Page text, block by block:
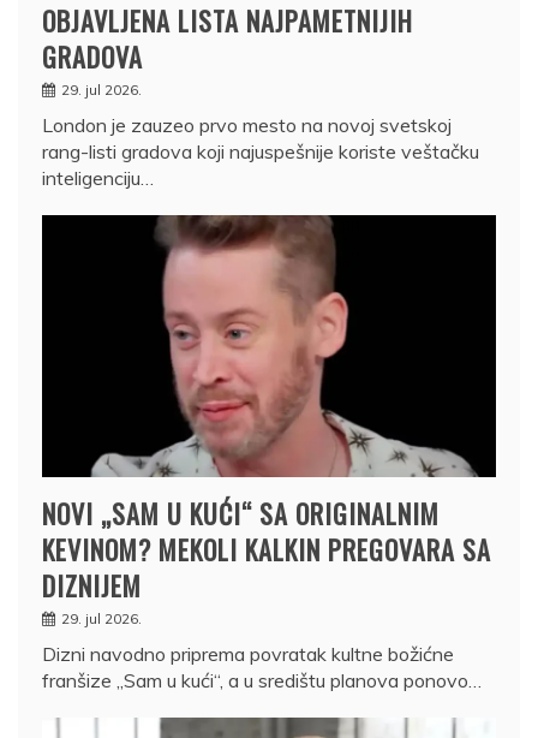
OBJAVLJENA LISTA NAJPAMETNIJIH
GRADOVA
29. jul 2026.
London je zauzeo prvo mesto na novoj svetskoj
rang-listi gradova koji najuspešnije koriste veštačku
inteligenciju…
NOVI „SAM U KUĆI“ SA ORIGINALNIM
KEVINOM? MEKOLI KALKIN PREGOVARA SA
DIZNIJEM
29. jul 2026.
Dizni navodno priprema povratak kultne božićne
franšize „Sam u kući“, a u središtu planova ponovo…